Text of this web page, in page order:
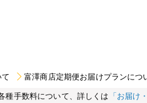
富澤商店定期便お届けプランにつ
種手数料について、詳しくは 「お届け